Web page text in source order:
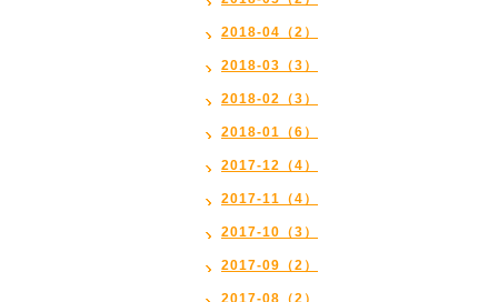
2018-04（2）
2018-03（3）
2018-02（3）
2018-01（6）
2017-12（4）
2017-11（4）
2017-10（3）
2017-09（2）
2017-08（2）